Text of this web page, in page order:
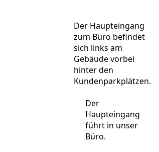
Der Haupteingang
zum Büro befindet
sich links am
Gebäude vorbei
hinter den
Kundenparkplätzen.
Der
Haupteingang
führt in unser
Büro.